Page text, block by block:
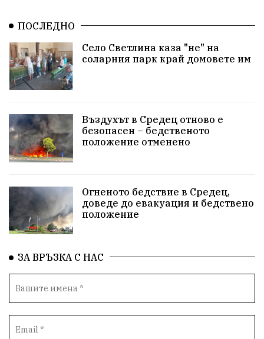
ПОСЛЕДНО
Село Светлина каза "не" на
соларния парк край домовете им
Въздухът в Средец отново е
безопасен – бедственото
положение отменено
Огненото бедствие в Средец,
доведе до евакуация и бедствено
положение
ЗА ВРЪЗКА С НАС